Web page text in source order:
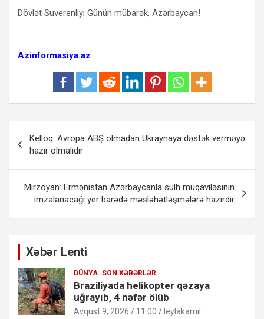
Dövlət Suverenliyi Günün mübarək, Azərbaycan!
Azinformasiya.az
naviqasiyası
Kelloq: Avropa ABŞ olmadan Ukraynaya dəstək verməyə
hazır olmalıdır
Mirzoyan: Ermənistan Azərbaycanla sülh müqaviləsinin
imzalanacağı yer barədə məsləhətləşmələrə hazırdır
Xəbər Lenti
DÜNYA SON XƏBƏRLƏR
Braziliyada helikopter qəzaya
uğrayıb, 4 nəfər ölüb
Avqust 9, 2026 / 11:00 leylakamil